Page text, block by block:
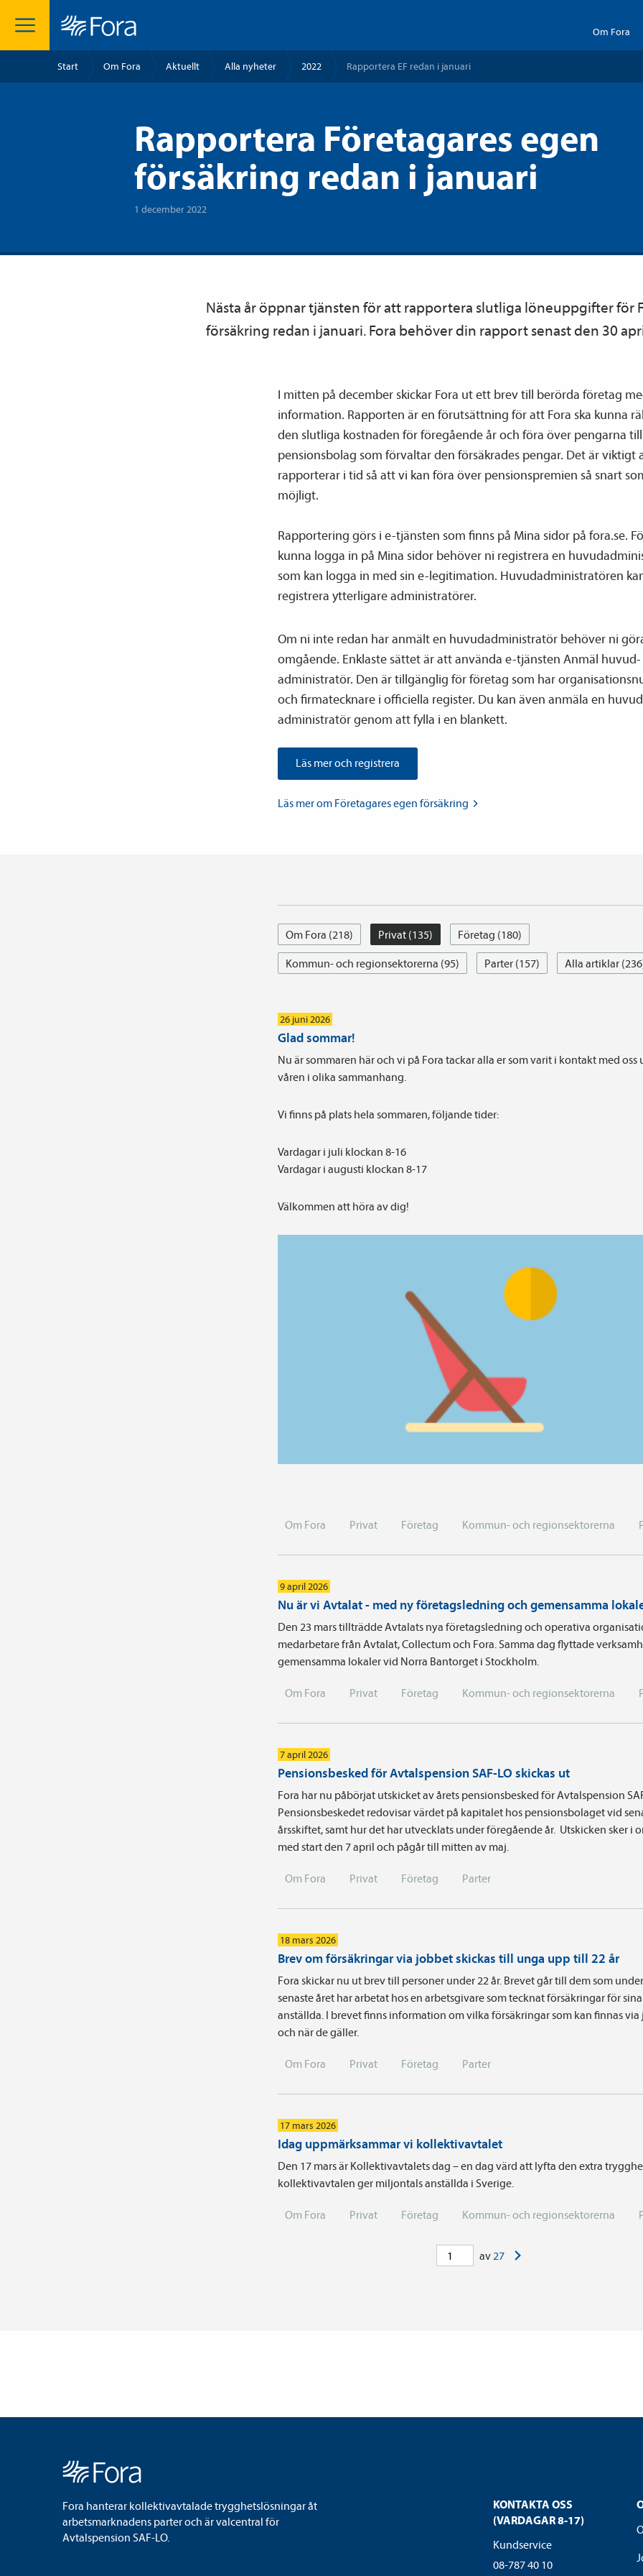
Om Fora
Start Om Fora Aktuellt Alla nyheter 2022 Rapportera EF redan i januari
Rapportera Företagares egen
försäkring redan i januari
1 december 2022
Nästa år öppnar tjänsten för att rapportera slutliga löneuppgifter för
försäkring redan i januari. Fora behöver din rapport senast den 30
I mitten på december skickar Fora ut ett brev till berörda företag
information. Rapporten är en förutsättning för att Fora ska kunna
den slutliga kostnaden för föregående år och föra över pengarna
pensions­bolag som förvaltar den försäkrades pengar. Det är viktigt
rapporterar i tid så att vi kan föra över pensions­premien så snart
möjligt.
Rapportering görs i e-tjänsten som finns på Mina sidor på fora.se.
kunna logga in på Mina sidor behöver ni registrera en
som kan logga in med sin e-legitimation. Huvud­­administratören
registrera ytterligare administratörer.
Om ni inte redan har anmält en huvud­­administratör behöver ni
omgående. Enklaste sättet är att använda e-tjänsten Anmäl huvud­­
administratör. Den är tillgänglig för företag som har
och firmatecknare i officiella register. Du kan även anmäla en
administratör genom att fylla i en blankett.
Läs mer och registrera
Läs mer om Företagares egen försäkring
Om Fora (218) Privat (135)
Företag (180)
Kommun- och regionsektorerna (95)
Parter (157) Alla artiklar
26 juni 2026
Glad sommar!
Nu är sommaren här och vi på Fora tackar alla er som varit i kontakt med oss
våren i olika sammanhang.
Vi finns på plats hela sommaren, följande tider:
Vardagar i juli klockan 8-16
Vardagar i augusti klockan 8-17
Välkommen att höra av dig!
Om Fora Privat Företag Kommun- och regionsektorerna
9 april 2026
Nu är vi Avtalat - med ny företagsledning och gemensamma
Den 23 mars tillträdde Avtalats nya företagsledning och operativa
medarbetare från Avtalat, Collectum och Fora. Samma dag flyttade
gemensamma lokaler vid Norra Bantorget i Stockholm.
Om Fora Privat Företag Kommun- och regionsektorerna
7 april 2026
Pensionsbesked för Avtalspension SAF-LO skickas ut
Fora har nu påbörjat utskicket av årets pensionsbesked för Avtalspension
Pensionsbeskedet redovisar värdet på kapitalet hos pensionsbolaget vid
årsskiftet, samt hur det har utvecklats under föregående år. Utskicken sker i
med start den 7 april och pågår till mitten av maj.
Om Fora Privat Företag Parter
18 mars 2026
Brev om försäkringar via jobbet skickas till unga upp till 22 år
Fora skickar nu ut brev till personer under 22 år. Brevet går till dem som
senaste året har arbetat hos en arbetsgivare som tecknat försäkringar för sina
anställda. I brevet finns information om vilka försäkringar som kan finnas
och när de gäller.
Om Fora Privat Företag Parter
17 mars 2026
Idag uppmärksammar vi kollektivavtalet
Den 17 mars är Kollektivavtalets dag – en dag värd att lyfta den extra
kollektivavtalen ger miljontals anställda i Sverige.
Om Fora Privat Företag Kommun- och regionsektorerna
av27
KONTAKTA OSS
(VARDAGAR 8-17)
Kundservice
08-787 40 10
Fora hanterar kollektivavtalade trygghetslösningar åt
arbetsmarknadens parter och är valcentral för
Avtalspension SAF-LO.